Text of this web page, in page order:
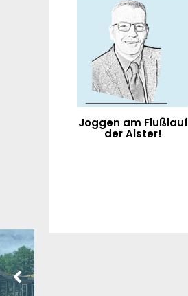
Joggen am Flußlauf
der Alster!